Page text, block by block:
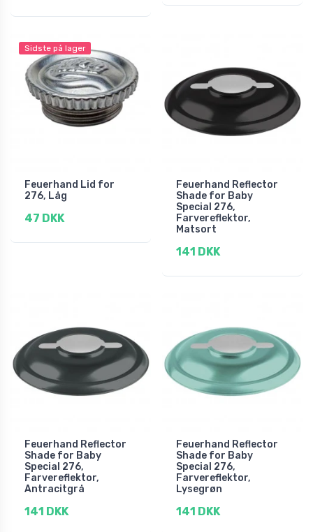
Sidste på lager
Feuerhand Lid for
276, Låg
47 DKK
Feuerhand Reflector
Shade for Baby
Special 276,
Farvereflektor,
Matsort
141 DKK
Feuerhand Reflector
Shade for Baby
Special 276,
Farvereflektor,
Antracitgrå
141 DKK
Feuerhand Reflector
Shade for Baby
Special 276,
Farvereflektor,
Lysegrøn
141 DKK